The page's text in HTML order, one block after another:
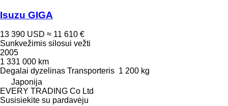
Isuzu GIGA
13 390 USD ≈ 11 610 €
Sunkvežimis silosui vežti
2005
1 331 000 km
Degalai dyzelinas Transporteris 1 200 kg
Japonija
EVERY TRADING Co Ltd
Susisiekite su pardavėju